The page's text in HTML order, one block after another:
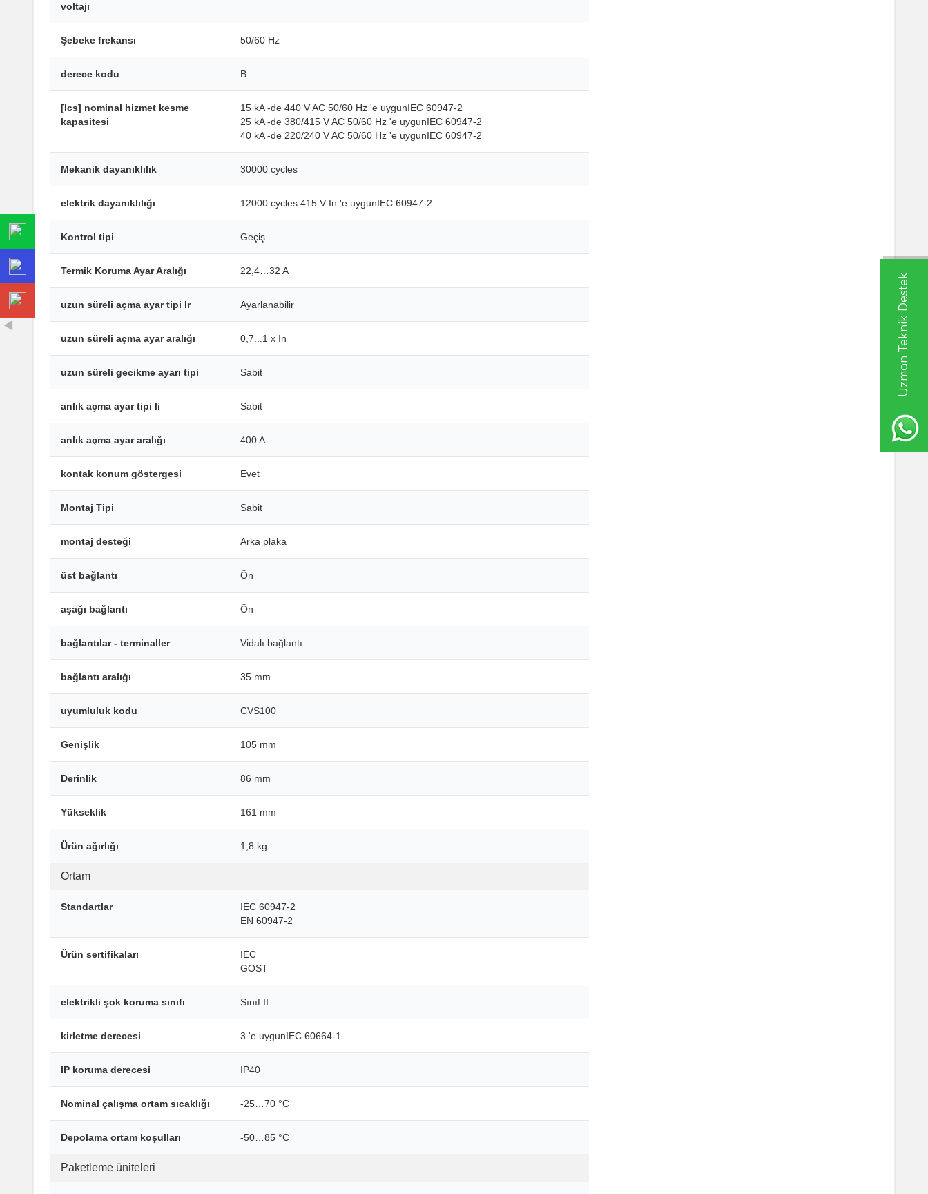
Uzman Teknik Destek
voltajı
Şebeke frekansı 50/60 Hz
derece kodu B
[Ics] nominal hizmet kesme
kapasitesi
15 kA -de 440 V AC 50/60 Hz 'e uygunIEC 60947-2
25 kA -de 380/415 V AC 50/60 Hz 'e uygunIEC 60947-2
40 kA -de 220/240 V AC 50/60 Hz 'e uygunIEC 60947-2
Mekanik dayanıklılık 30000 cycles
elektrik dayanıklılığı 12000 cycles 415 V In 'e uygunIEC 60947-2
Kontrol tipi Geçiş
Termik Koruma Ayar Aralığı 22,4…32 A
uzun süreli açma ayar tipi lr Ayarlanabilir
uzun süreli açma ayar aralığı 0,7...1 x In
uzun süreli gecikme ayarı tipi Sabit
anlık açma ayar tipi li Sabit
anlık açma ayar aralığı 400 A
kontak konum göstergesi Evet
Montaj Tipi Sabit
montaj desteği Arka plaka
üst bağlantı Ön
aşağı bağlantı Ön
bağlantılar - terminaller Vidalı bağlantı
bağlantı aralığı 35 mm
uyumluluk kodu CVS100
Genişlik 105 mm
Derinlik 86 mm
Yükseklik 161 mm
Ürün ağırlığı 1,8 kg
Ortam
Standartlar
IEC 60947-2
EN 60947-2
Ürün sertifikaları
IEC
GOST
elektrikli şok koruma sınıfı Sınıf II
kirletme derecesi 3 'e uygunIEC 60664-1
IP koruma derecesi IP40
Nominal çalışma ortam sıcaklığı -25…70 °C
Depolama ortam koşulları -50…85 °C
Paketleme üniteleri